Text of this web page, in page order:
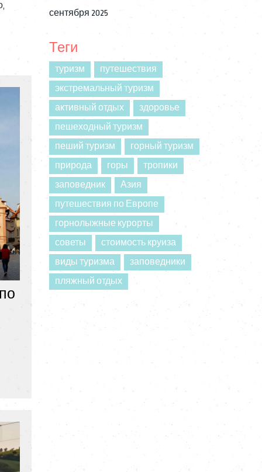
сентября 2025
Теги
туризм
путешествия
экстремальный туризм
активный отдых
здоровье
пешеходный туризм
пеший туризм
горный туризм
природа
горы
тропики
заповедник
Азия
путешествия по Европе
горнолыжные курорты
советы
стоимость круиза
виды туризма
заповедники
пляжный отдых